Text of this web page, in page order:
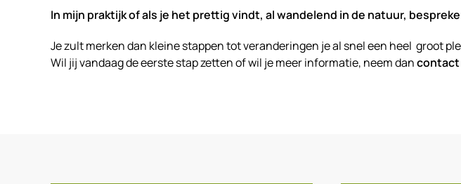
In mijn praktijk of als je het prettig vindt, al wandelend in de natuur,
Je zult merken dan kleine stappen tot veranderingen je al snel een heel groot
Wil jij vandaag de eerste stap zetten of wil je meer informatie, neem dancontact